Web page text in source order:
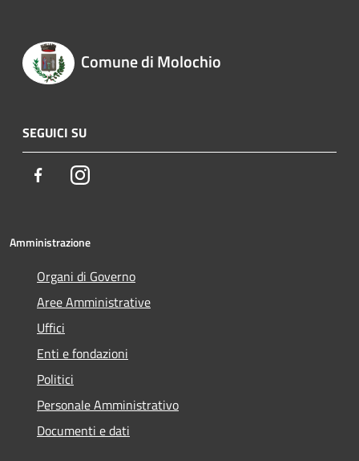
Comune di Molochio
SEGUICI SU
FacebookInstagram
Amministrazione
Organi di Governo
Aree Amministrative
Uffici
Enti e fondazioni
Politici
Personale Amministrativo
Documenti e dati